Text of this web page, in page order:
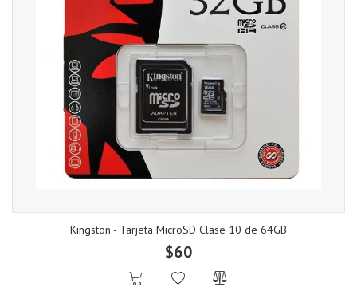
Kingston - Tarjeta MicroSD Clase 10 de 64GB
$60